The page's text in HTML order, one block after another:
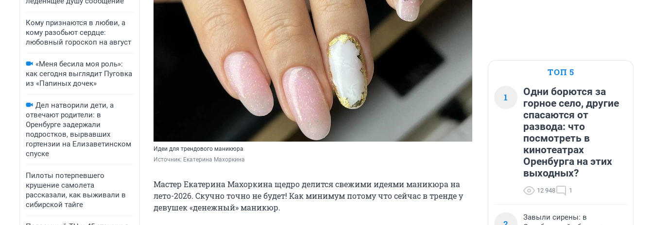
Кому признаются в любви, а
кому разобьют сердце:
любовный гороскоп на август
«Меня бесила моя роль»:
как сегодня выглядит Пуговка
из «Папиных дочек»
Дел натворили дети, а
отвечают родители: в
Оренбурге задержали
подростков, вырвавших
гортензии на Елизаветинском
спуске
Пилоты потерпевшего
крушение самолета
рассказали, как выживали в
сибирской тайге
Идеи для трендового маникюра
Источник: Екатерина Махоркина
Мастер Екатерина Махоркина щедро делится свежими идеями маникюра на
лето-2026. Скучно точно не будет! Как минимум потому что сейчас в тренде у
девушек «денежный» маникюр.
ТОП 5
1
Одни борются за
горное село, другие
спасаются от
развода: что
посмотреть в
кинотеатрах
Оренбурга на этих
выходных?
12 948 1
Завыли сирены: в